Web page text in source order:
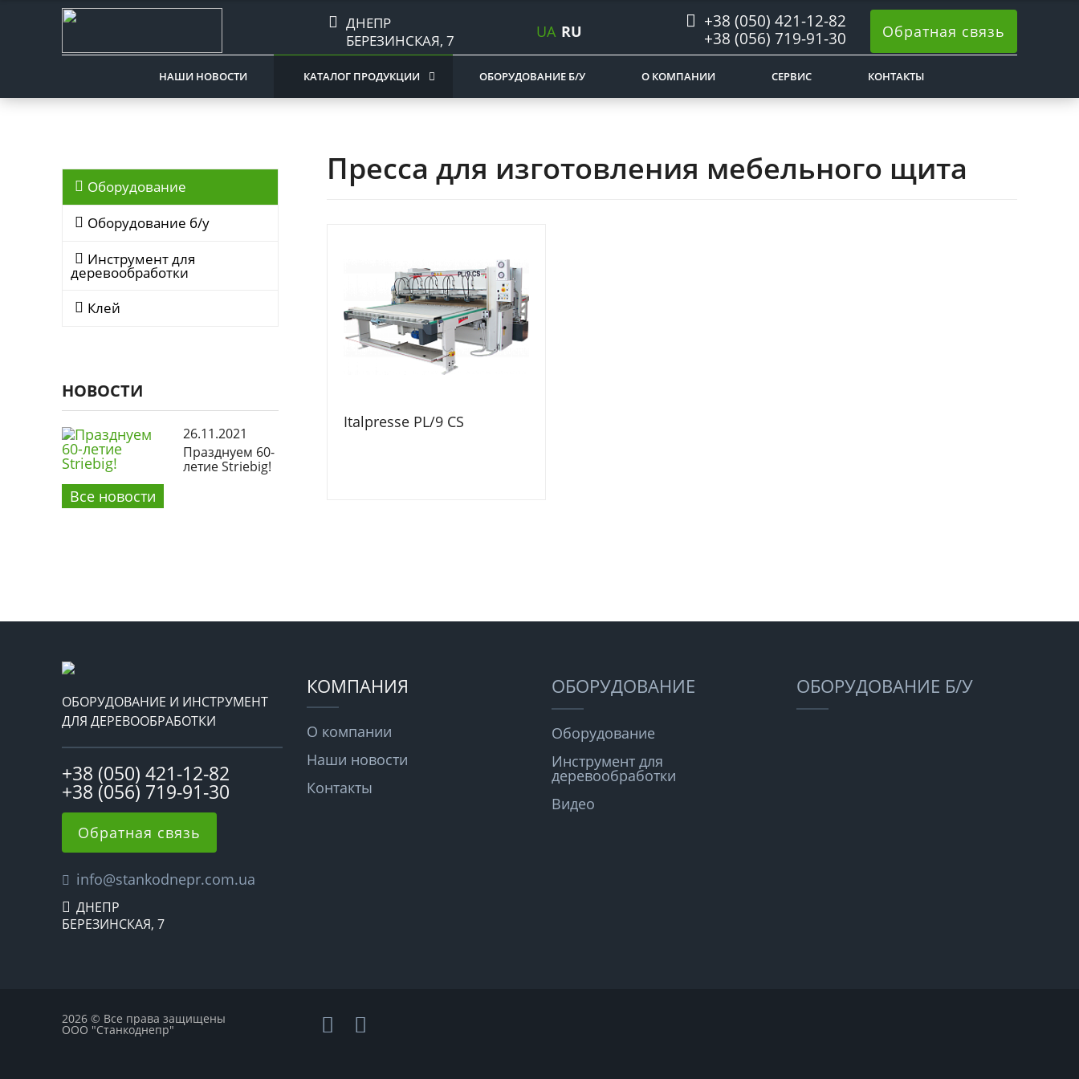
ДНЕПР
БЕРЕЗИНСКАЯ, 7
+38 (050) 421-12-82
+38 (056) 719-91-30
UA RU Обратная связь
НАШИ НОВОСТИ КАТАЛОГ ПРОДУКЦИИ ОБОРУДОВАНИЕ Б/У О КОМПАНИИ СЕРВИС КОНТАКТЫ
Оборудование
Оборудование б/у
Инструмент для
деревообработки
Клей
НОВОСТИ
26.11.2021
Празднуем 60-
летие Striebig!
Все новости
Пресса для изготовления мебельного щита
Italpresse PL/9 CS
ОБОРУДОВАНИЕ И ИНСТРУМЕНТ
ДЛЯ ДЕРЕВООБРАБОТКИ
+38 (050) 421-12-82
+38 (056) 719-91-30
Обратная связь
info@stankodnepr.com.ua
ДНЕПР
БЕРЕЗИНСКАЯ, 7
КОМПАНИЯ
О компании
Наши новости
Контакты
ОБОРУДОВАНИЕ
Оборудование
Инструмент для
деревообработки
Видео
ОБОРУДОВАНИЕ Б/У
2026 © Все права защищены
ООО "Станкоднепр"